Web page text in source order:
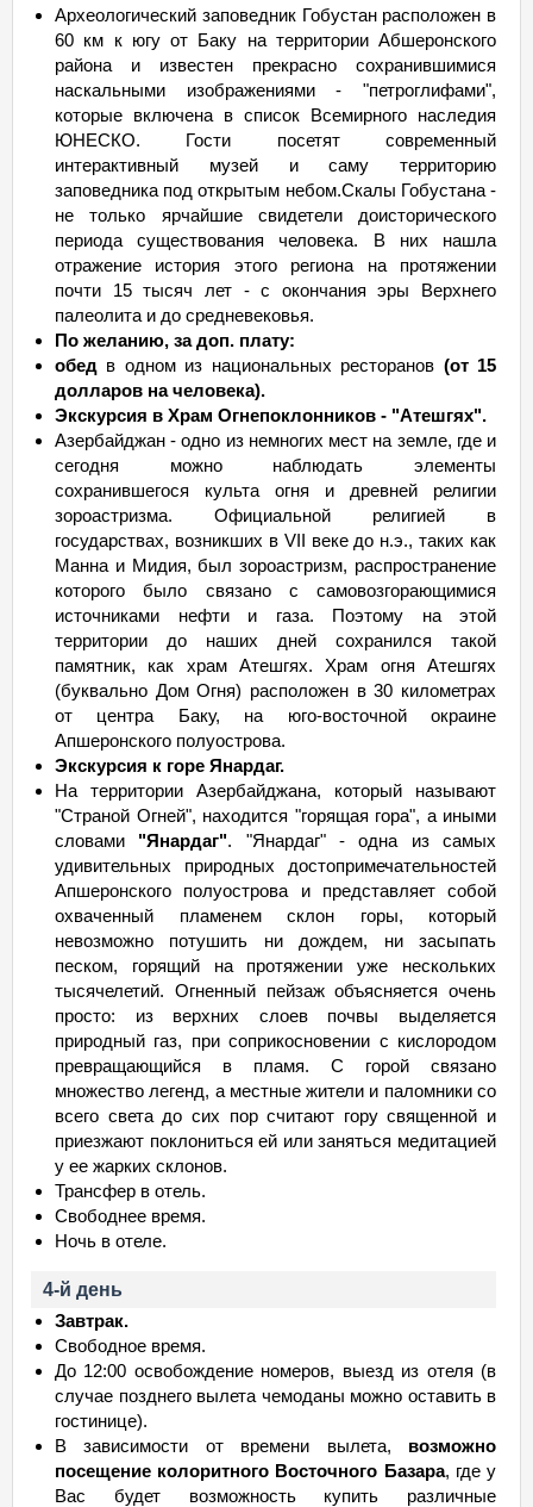
Археологический заповедник Гобустан расположен в
60 км к югу от Баку на территории Абшеронского
района и известен прекрасно сохранившимися
наскальными изображениями - "петроглифами",
которые включена в список Всемирного наследия
ЮНЕСКО. Гости посетят современный
интерактивный музей и саму территорию
заповедника под открытым небом.Скалы Гобустана -
не только ярчайшие свидетели доисторического
периода существования человека. В них нашла
отражение история этого региона на протяжении
почти 15 тысяч лет - с окончания эры Верхнего
палеолита и до средневековья.
По желанию, за доп. плату:
обед в одном из национальных ресторанов (от 15
долларов на человека).
Экскурсия в Храм Огнепоклонников - "Атешгях".
Азербайджан - одно из немногих мест на земле, где и
сегодня можно наблюдать элементы
сохранившегося культа огня и древней религии
зороастризма. Официальной религией в
государствах, возникших в VII веке до н.э., таких как
Манна и Мидия, был зороастризм, распространение
которого было связано с самовозгорающимися
источниками нефти и газа. Поэтому на этой
территории до наших дней сохранился такой
памятник, как храм Атешгях. Храм огня Атешгях
(буквально Дом Огня) расположен в 30 километрах
от центра Баку, на юго-восточной окраине
Апшеронского полуострова.
Экскурсия к горе Янардаг.
На территории Азербайджана, который называют
"Страной Огней", находится "горящая гора", а иными
словами "Янардаг". "Янардаг" - одна из самых
удивительных природных достопримечательностей
Апшеронского полуострова и представляет собой
охваченный пламенем склон горы, который
невозможно потушить ни дождем, ни засыпать
песком, горящий на протяжении уже нескольких
тысячелетий. Огненный пейзаж объясняется очень
просто: из верхних слоев почвы выделяется
природный газ, при соприкосновении с кислородом
превращающийся в пламя. С горой связано
множество легенд, а местные жители и паломники со
всего света до сих пор считают гору священной и
приезжают поклониться ей или заняться медитацией
у ее жарких склонов.
Трансфер в отель.
Свободнее время.
Ночь в отеле.
4-й день
Завтрак.
Свободное время.
До 12:00 освобождение номеров, выезд из отеля (в
случае позднего вылета чемоданы можно оставить в
гостинице).
В зависимости от времени вылета, возможно
посещение колоритного Восточного Базара, где у
Вас будет возможность купить различные